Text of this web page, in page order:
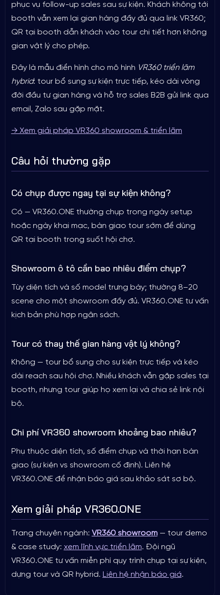
phục vụ follow-up sales sau sự kiện. Khách không tới
booth vẫn xem lại gian hàng đầy đủ qua link VR360;
QR tại booth dẫn khách vào tour chi tiết hơn không
gian vật lý cho phép.
Đây là mẫu điển hình cho mô hình VR360 triển lãm
hybrid: tour bổ sung sự kiện trực tiếp, kéo dài vòng
đời đầu tư gian hàng và hỗ trợ sales B2B gửi link qua
email, Zalo sau gặp mặt.
→ Xem giải pháp VR360 showroom & triển lãm
Câu hỏi thường gặp
Có chụp được ngay tại sự kiện không?
Có — VR360.ONE thường chụp trong ngày setup
hoặc ngày khai mạc, bàn giao tour sớm để dùng
QR tại booth trong suốt hội chợ.
Showroom ô tô cần bao nhiêu điểm chụp?
Tùy diện tích và số model trưng bày; thường 8–20
scene cho một showroom đầy đủ. VR360.ONE tư vấn
kịch bản phù hợp ngân sách.
Tour có thay thế gian hàng vật lý không?
Không — tour bổ sung cho sự kiện trực tiếp và kéo
dài reach sau hội chợ. Nhiều khách vẫn gặp sales tại
booth, nhưng tour giúp họ xem lại và chia sẻ link nội
bộ.
Chi phí VR360 showroom khoảng bao nhiêu?
Phụ thuộc diện tích, số điểm chụp và thời hạn bàn
giao (sự kiện vs showroom cố định). Liên hệ
VR360.ONE để nhận báo giá sau khảo sát sơ bộ.
Xem giải pháp VR360.ONE
Trang chuyên ngành: VR360 showroom— tour demo
& case study: xem lĩnh vực triển lãm. Đội ngũ
VR360.ONE tư vấn miễn phí quy trình chụp tại sự kiện,
dựng tour và QR hybrid. Liên hệ nhận báo giá.